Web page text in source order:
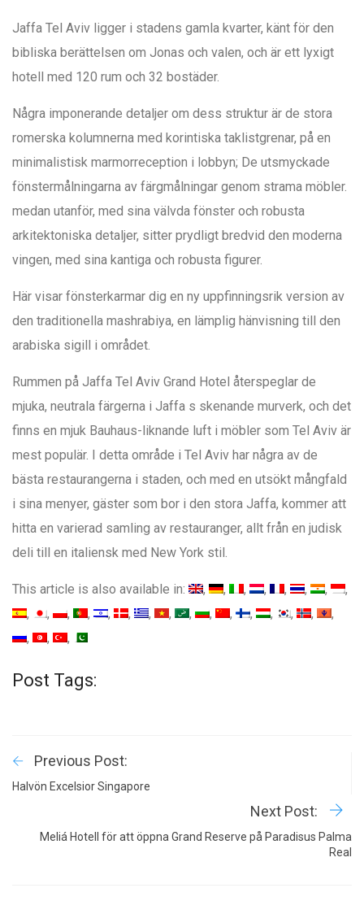
Jaffa Tel Aviv ligger i stadens gamla kvarter, känt för den
bibliska berättelsen om Jonas och valen, och är ett lyxigt
hotell med 120 rum och 32 bostäder.
Några imponerande detaljer om dess struktur är de stora
romerska kolumnerna med korintiska taklistgrenar, på en
minimalistisk marmorreception i lobbyn; De utsmyckade
fönstermålningarna av färgmålningar genom strama möbler.
medan utanför, med sina välvda fönster och robusta
arkitektoniska detaljer, sitter prydligt bredvid den moderna
vingen, med sina kantiga och robusta figurer.
Här visar fönsterkarmar dig en ny uppfinningsrik version av
den traditionella mashrabiya, en lämplig hänvisning till den
arabiska sigill i området.
Rummen på Jaffa Tel Aviv Grand Hotel återspeglar de
mjuka, neutrala färgerna i Jaffa s skenande murverk, och det
finns en mjuk Bauhaus-liknande luft i möbler som Tel Aviv är
mest populär. I detta område i Tel Aviv har några av de
bästa restaurangerna i staden, och med en utsökt mångfald
i sina menyer, gäster som bor i den stora Jaffa, kommer att
hitta en varierad samling av restauranger, allt från en judisk
deli till en italiensk med New York stil.
This article is also available in:
Post Tags:
Previous Post:
Halvön Excelsior Singapore
Next Post:
Meliá Hotell för att öppna Grand Reserve på Paradisus Palma
Real